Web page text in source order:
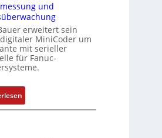
i
e
r
t
P
o
t
und
erweitert sein
MiniCoder um
mit serieller
für Fanuc-
:
D